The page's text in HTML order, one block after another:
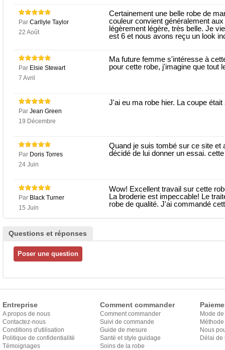
Par Carllyle Taylor
22 Août
Certainement une belle robe de
couleur convient généralement
légèrement légère, très belle. Je
est 6 et nous avons reçu un look
Par Elsie Stewart
7 Avril
Ma future femme s'intéresse à
pour cette robe, j'imagine que tout
Par Jean Green
19 Décembre
J'ai eu ma robe hier. La coupe était
Par Doris Torres
24 Juin
Quand je suis tombé sur ce site et
décidé de lui donner un essai.
Par Black Turner
15 Juin
Wow! Excellent travail sur cette
La broderie est impeccable! Le
robe de qualité. J'ai commandé
Questions et réponses
Entreprise
A propos de nous
Contactez-nous
Conditions d'utilisation
Politique de confidentialité
Témoignages
Comment commander
Comment commander
Suivi de commande
Guide de mesure
Santé et style guidage
Soins de la robe
Mode
Nous
Délai de